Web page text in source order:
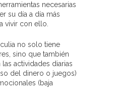
necesarias
su día a día más
vivir con ello.
no solo tiene
sino que también
actividades diarias
del dinero o juegos)
(baja